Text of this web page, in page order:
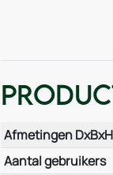
Afmetingen DxBxH
Aantal gebruikers